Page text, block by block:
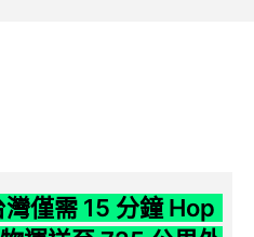
僅需 15 分鐘 Hop